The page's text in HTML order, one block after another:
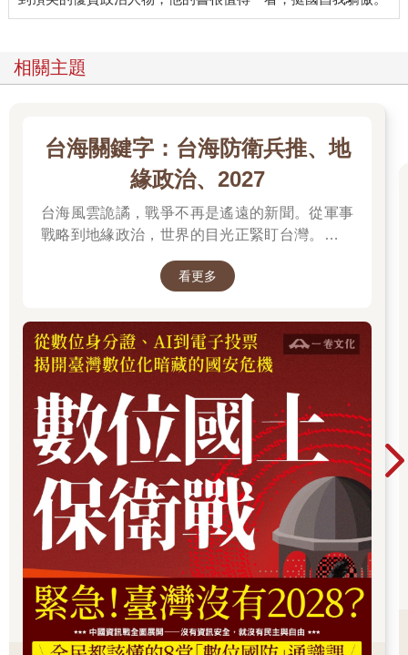
父親雖然學歷不高，但非常負責。在工廠裡，他不僅是管理者，
更像是工人們的大哥。
下班後，家裡的餐桌總是擠滿了人。父親招呼著那些叔叔伯伯
們，桌上擺滿了切好的滷味，大家大口喝著啤酒、大聲聊天。他
們談論著工作的辛苦，談論著未來的希望。假日的時候，這群工
人也常來家裡串門子。
父親就把這群工人當作最好的朋友，工作在一起，生活也混在一
上，我看見基層勞動者的辛勞，以及一種江湖般的義氣與尊重。
你是否把別人當「人」看。
那時候的我以為，這種充滿媽媽的飯菜香、啤酒氣泡與工人們歡
笑聲的日子，會永遠持續下去。直到1984年那個寒冷的冬夜，敲
門聲響起。
赤腳翻牆的「黑帶」班長
在那個巨大的變故發生之前，我的童年其實並非全無煩惱。
但我唯二的煩惱，現在想起來都帶著一種甜味：一個是因為經常
偷跑出去玩、回家被父母毒打；另一個則是從小就罹患的嚴重氣
喘，有時嚴重到晚上根本無法入睡，天一亮媽媽就得揹著我去醫
院。
為了改善我的氣喘，爸媽在我三年級時送我去學跆拳道。這項決
定不僅改善了我的體質，更意外點滿了我的「戰鬥技能」。
相關主題
台海關鍵字：台海防衛兵推、地
緣政治、2027
台海風雲詭譎，戰爭不再是遙遠的新聞。從軍事
戰略到地緣政治，世界的目光正緊盯台灣。我們
看更多